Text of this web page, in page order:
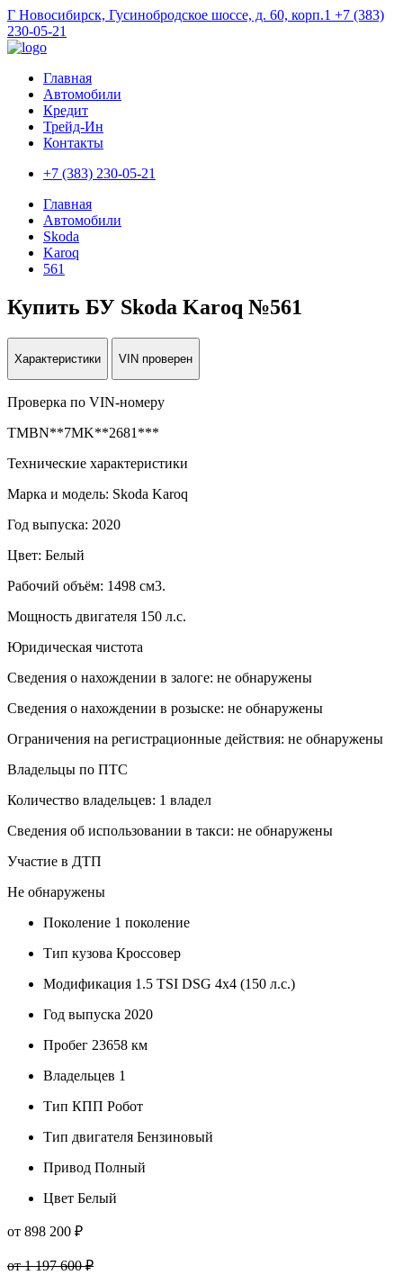
Г Новосибирск, Гусинобродское шоссе, д. 60, корп.1 +7 (383)
230-05-21
Главная
Автомобили
Кредит
Трейд-Ин
Контакты
+7 (383) 230-05-21
Главная
Автомобили
Skoda
Karoq
561
Купить БУ Skoda Karoq №561
Характеристики VIN проверен
Проверка по VIN-номеру
TMBN**7MK**2681***
Технические характеристики
Марка и модель: Skoda Karoq
Год выпуска: 2020
Цвет: Белый
Рабочий объём: 1498 см3.
Мощность двигателя 150 л.с.
Юридическая чистота
Сведения о нахождении в залоге: не обнаружены
Сведения о нахождении в розыске: не обнаружены
Ограничения на регистрационные действия: не обнаружены
Владельцы по ПТС
Количество владельцев: 1 владел
Сведения об использовании в такси: не обнаружены
Участие в ДТП
Не обнаружены
Поколение 1 поколение
Тип кузова Кроссовер
Модификация 1.5 TSI DSG 4x4 (150 л.с.)
Год выпуска 2020
Пробег 23658 км
Владельцев 1
Тип КПП Робот
Тип двигателя Бензиновый
Привод Полный
Цвет Белый
от 898 200 ₽
от 1 197 600 ₽